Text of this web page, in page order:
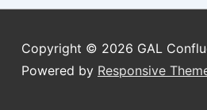
Copyright © 2026 GAL
Powered by Responsive